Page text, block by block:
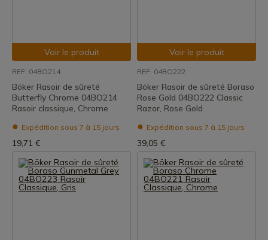
Voir le produit
REF: 04BO214
Böker Rasoir de sûreté
Butterfly Chrome 04BO214
Rasoir classique, Chrome
Expédition sous 7 à 15 jours
19,71 €
Voir le produit
REF: 04BO222
Böker Rasoir de sûreté Boraso
Rose Gold 04BO222 Classic
Razor, Rose Gold
Expédition sous 7 à 15 jours
39,05 €